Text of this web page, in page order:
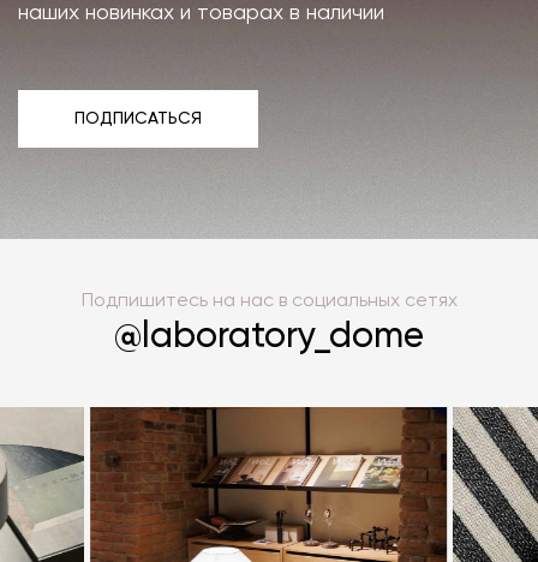
наших новинках и товарах в наличии
ПОДПИСАТЬСЯ
Подпишитесь на нас в социальных сетях
@laboratory_dome